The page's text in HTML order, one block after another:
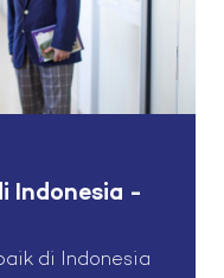
Indonesia -
di Indonesia